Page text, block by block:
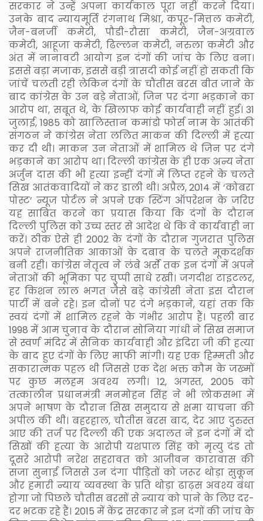
सरकार ने उन्हें अपना कार्यकाल पूरा नहीं करने दिया।
उनके बाद न्यायमूर्ति रंगनाथ मिश्रा, कपूर-मित्तल कमेटी,
जैन-बनर्जी कमेटी, पौडी-रौसा कमेटी, जैन-अग्रवाल
कमेटी, आहूजा कमेटी, ढिल्लन कमेटी, नरुला कमेटी और
अंत में नानावटी आयोग इन दंगों की जांच के लिए बना।
इससे बड़ा मजाक, इससे बड़ी त्रासदी कोई नहीं हो सकती कि
जांचें चलती रही लेकिन दंगों के चौंतीस बरस बीत जाने के
बाद कांग्रेस के उन बड़े नेताओं, जिन पर दंगा भड़काने का
आरोप था, सबूत थे, के खिलाफ कोई कार्यवाही नहीं हुई। 31
जुलाई, 1985 को खालिस्तान कमांडो फोर्स नाम के आतंकी
संगठन ने कांग्रेस नेता ललित माकन की दिल्ली में हत्या
कर दी थी। माकन उन नेताओं में शामिल थे जिन पर दंगे
भड़काने का आरोप था। दिल्ली कांग्रेस के ही एक अन्य नेता
अर्जुन दास की भी हत्या इन्हीं दंगों में लिप्त रहने के चलते
सिख आतंकवादियों ने कर डाली थी। अप्रैल, 2014 में ‘कोबरा
पोस्ट’ न्यूज पोर्टल ने अपने एक स्टिंग ऑपरेशन के जरिए
यह साबित करने का प्रयास किया कि दंगों के दौरान
दिल्ली पुलिस को उच्च स्तर से आदेश थे कि वे कार्यवाही ना
करें। ठीक ऐसे ही 2002 के दंगों के दौरान गुजरात पुलिस
अपने राजनीतिक आकाओं के दबाव के चलते मूकदर्शक
बनी रही। कांग्रेस नेतृत्व ने लंबे अर्से तक इन दंगों में अपने
नेताओं की भूमिका पर चुप्पी साधे रखी। जगदीश टाइटलर,
हर किशन लाल भगत जैसे बड़े कांग्रेसी नेता इस दौरान
पार्टी में बने रहे। इन दोनों पर दंगे भड़काने, यहां तक कि
स्वयं दंगों में शामिल रहने के गंभीर आरोप हैं। पहली बार
1998 में आम चुनाव के दौरान सोनिया गांधी ने सिख समाज
से स्वर्ण मंदिर में सैनिक कार्यवाही और इंदिरा जी की हत्या
के बाद हुए दंगों के लिए माफी मांगी। यह एक हिम्मती और
सकारात्मक पहल थी जिससे एक देश भक्त कौम के जख्मों
पर कुछ मलहम अवश्य लगी। 12, अगस्त, 2005 को
तत्कालीन प्रधानमंत्री मनमोहन सिंह ने भी लोकसभा में
अपने भाषण के दौरान सिख समुदाय से क्षमा याचना की
अपील की थी। बहरहाल, चौतीस बरस बाद, देर आए दुरुस्त
आए की तर्ज पर दिल्ली की एक अदालत ने इन दंगों में दो
सिखों की हत्या के आरोपी यशपाल सिंह को मृत्यु दंड तो
दूसरे आरोपी नरेश सहरावत को आजीवन कारावास की
सजा सुनाई जिससे उन दंगा पीड़ितों को जरूर थोड़ा सुकून
और हमारी न्याय व्यवस्था के प्रति थोड़ा ढाढ़स अवश्य बंधा
होगा जो पिछले चौतीस बरसों से न्याय को पाने के लिए दर-
दर भटक रहे हैं। 2015 में केंद्र सरकार ने इन दंगों की जांच के